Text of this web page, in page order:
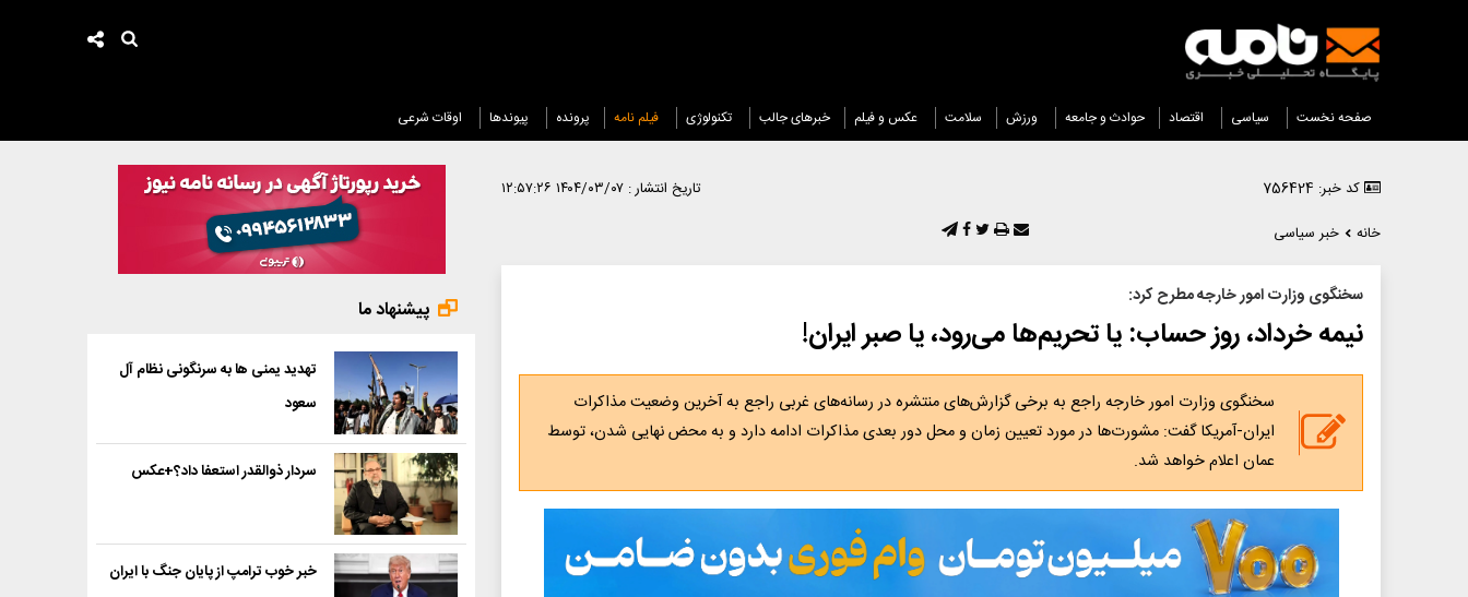
صفحه نخست سیاسی اقتصاد حوادث و جامعه ورزش سلامت عکس و فیلم خبرهای جالب تکنولوژی فیلم نامه پرونده پیوندها اوقات شرعی
کد خبر: 756424 تاریخ انتشار : ۱۴۰۴/۰۳/۰۷ ۱۲:۵۷:۲۶
خانه
خبر سیاسی
سخنگوی وزارت امور خارجه مطرح‌ کرد:
نیمه خرداد، روز حساب: یا تحریم‌ها می‌رود، یا صبر ایران!
سخنگوی وزارت امور خارجه راجع به برخی گزارش‌های منتشره در رسانه‌های غربی راجع به آخرین وضعیت مذاکرات
ایران-آمریکا گفت: مشورت‌ها در مورد تعیین زمان و محل دور بعدی مذاکرات ادامه دارد و به محض نهایی شدن، توسط
عمان اعلام خواهد شد.
پیشنهاد ما
تهدید یمنی ها به سرنگونی نظام آل
سعود
سردار ذوالقدر استعفا داد؟+عکس
خبر خوب ترامپ از پایان جنگ با ایران